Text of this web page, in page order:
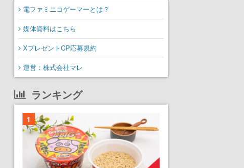
電ファミニコゲーマーとは？
媒体資料はこちら
XプレゼントCP応募規約
運営：株式会社マレ
ランキング
1